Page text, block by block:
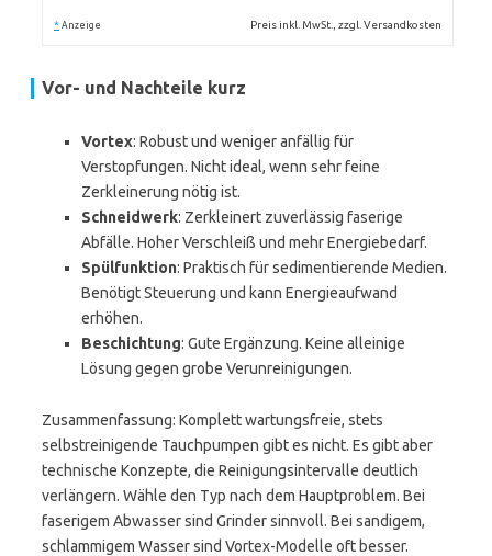
* Anzeige Preis inkl. MwSt., zzgl. Versandkosten
Vor- und Nachteile kurz
Vortex: Robust und weniger anfällig für
Verstopfungen. Nicht ideal, wenn sehr feine
Zerkleinerung nötig ist.
Schneidwerk: Zerkleinert zuverlässig faserige
Abfälle. Hoher Verschleiß und mehr Energiebedarf.
Spülfunktion: Praktisch für sedimentierende Medien.
Benötigt Steuerung und kann Energieaufwand
erhöhen.
Beschichtung: Gute Ergänzung. Keine alleinige
Lösung gegen grobe Verunreinigungen.
Zusammenfassung: Komplett wartungsfreie, stets
selbstreinigende Tauchpumpen gibt es nicht. Es gibt aber
technische Konzepte, die Reinigungsintervalle deutlich
verlängern. Wähle den Typ nach dem Hauptproblem. Bei
faserigem Abwasser sind Grinder sinnvoll. Bei sandigem,
schlammigem Wasser sind Vortex-Modelle oft besser.